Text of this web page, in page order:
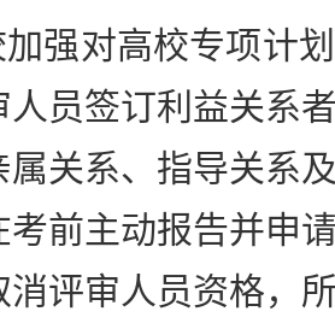
对高校专项计划
人员签订利益关系
属关系、指导关系
考前主动报告并申
消评审人员资格，